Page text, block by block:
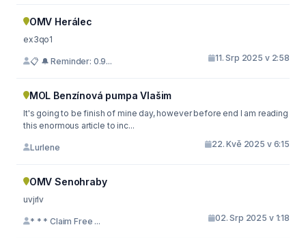
OMV Herálec
ex3qo1
📋 🔔 Reminder: 0.9... 11. Srp 2025 v 2:58
MOL Benzínová pumpa Vlašim
It's going to be finish of mine day, however before end I am reading
this enormous article to inc...
Lurlene 22. Kvě 2025 v 6:15
OMV Senohraby
uvjrlv
* * * Claim Free ... 02. Srp 2025 v 1:18